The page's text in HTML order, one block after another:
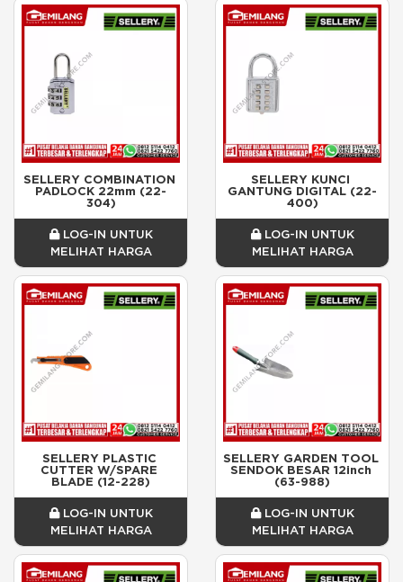
SELLERY COMBINATION
PADLOCK 22mm (22-
304)
LOG-IN UNTUK
MELIHAT HARGA
SELLERY KUNCI
GANTUNG DIGITAL (22-
400)
LOG-IN UNTUK
MELIHAT HARGA
SELLERY PLASTIC
CUTTER W/SPARE
BLADE (12-228)
LOG-IN UNTUK
MELIHAT HARGA
SELLERY GARDEN TOOL
SENDOK BESAR 12inch
(63-988)
LOG-IN UNTUK
MELIHAT HARGA